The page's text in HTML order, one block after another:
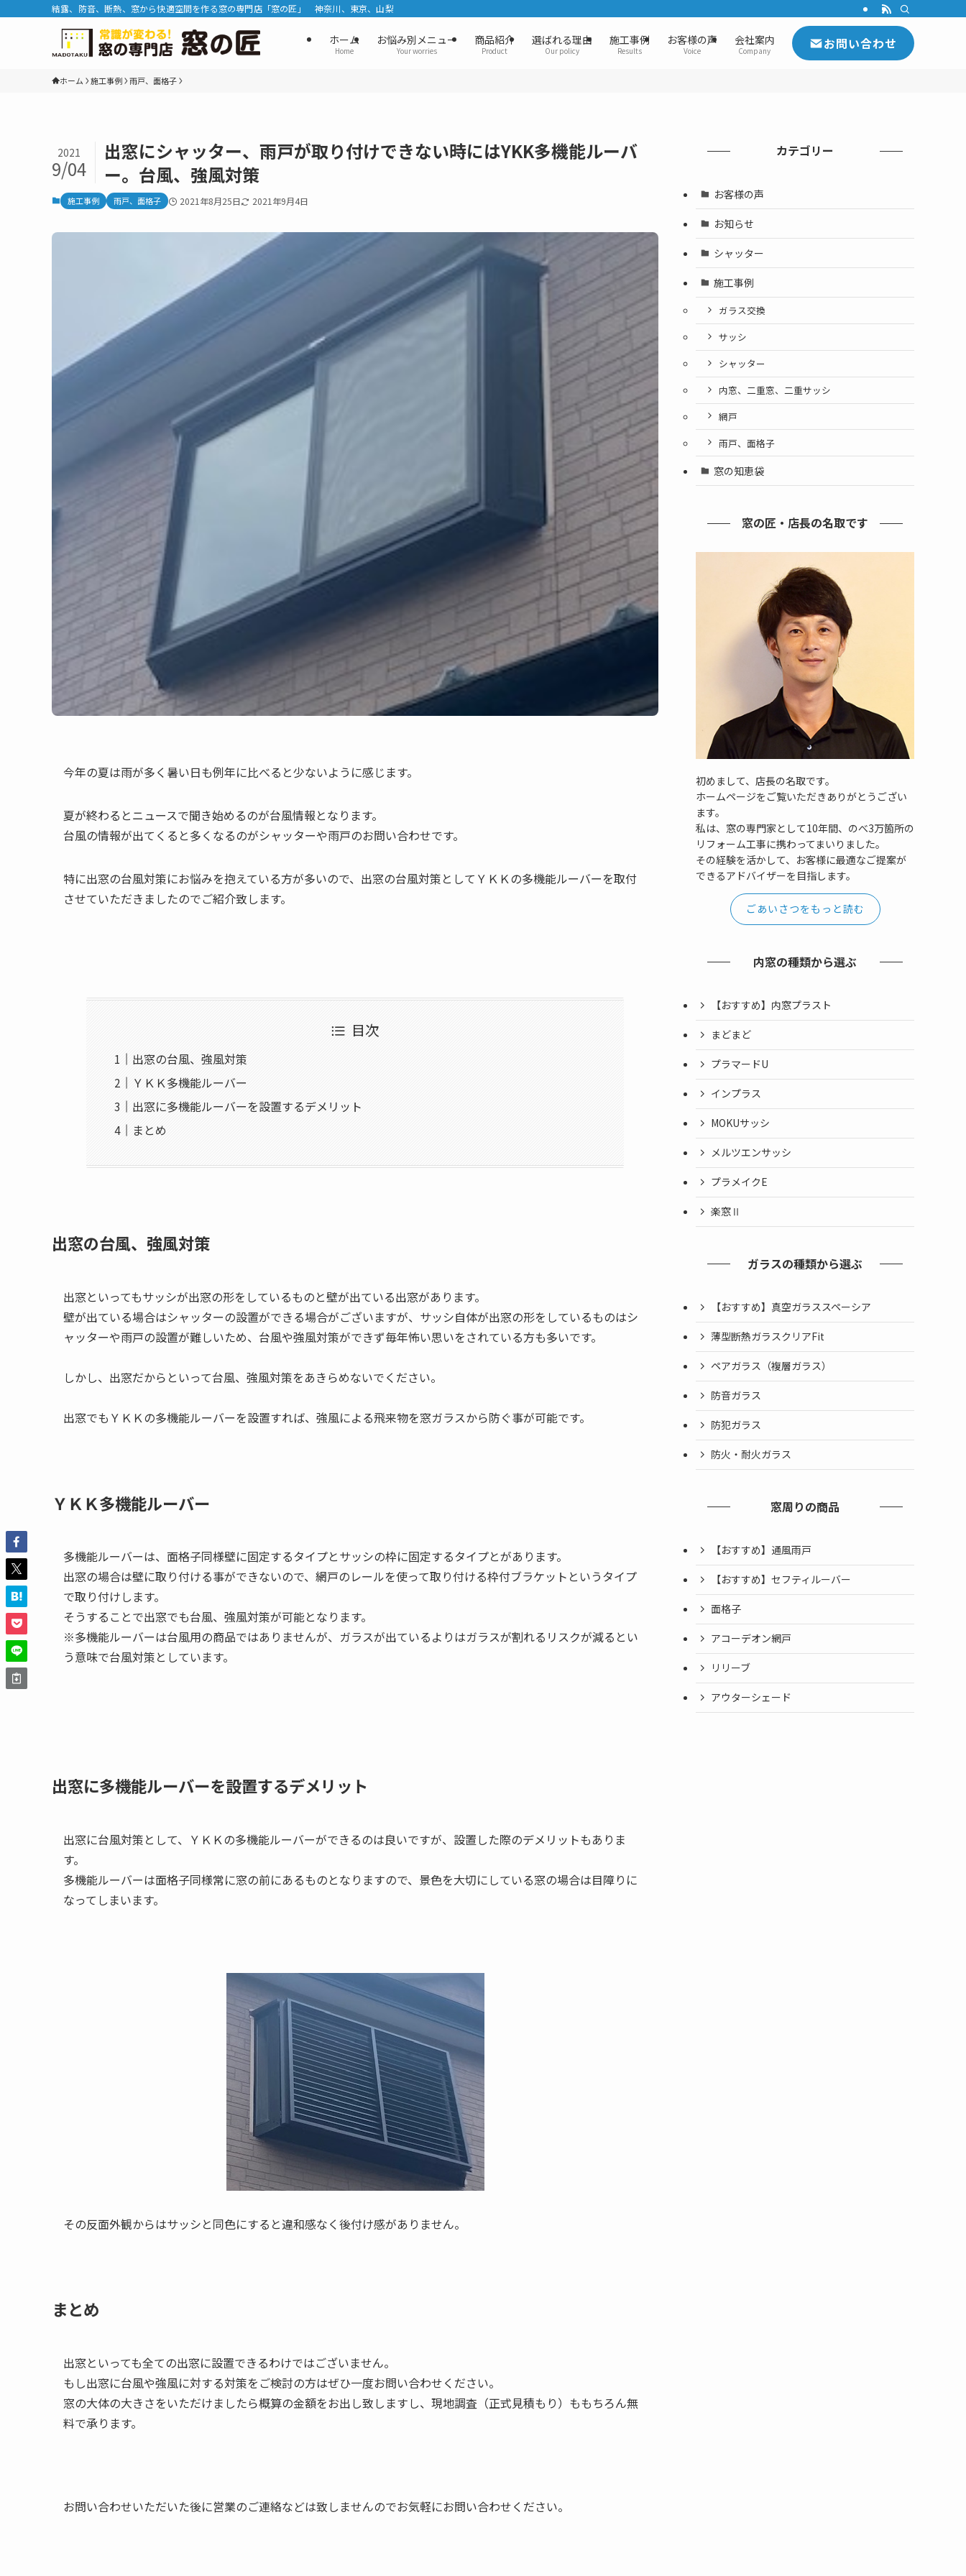
結露、防音、断熱、窓から快適空間を作る窓の専門店「窓の匠」 神奈川、東京、山梨
ホーム
Home
お悩み別メニュー
Your worries
商品紹介
Product
選ばれる理由
Our policy
施工事例
Results
お客様の声
Voice
会社案内
Company お問い合わせ
ホーム 施工事例 雨戸、面格子
出窓にシャッター、雨戸が取り付けできない時にはYKK多機能ルーバ
ー。台風、強風対策
2021
9/04
施工事例 雨戸、面格子 2021年8月25日 2021年9月4日
今年の夏は雨が多く暑い日も例年に比べると少ないように感じます。
夏が終わるとニュースで聞き始めるのが台風情報となります。
台風の情報が出てくると多くなるのがシャッターや雨戸のお問い合わせです。
特に出窓の台風対策にお悩みを抱えている方が多いので、出窓の台風対策としてＹＫＫの多機能ルーバーを取付
させていただきましたのでご紹介致します。
目次
出窓の台風、強風対策
ＹＫＫ多機能ルーバー
出窓に多機能ルーバーを設置するデメリット
まとめ
出窓の台風、強風対策
出窓といってもサッシが出窓の形をしているものと壁が出ている出窓があります。
壁が出ている場合はシャッターの設置ができる場合がございますが、サッシ自体が出窓の形をしているものはシ
ャッターや雨戸の設置が難しいため、台風や強風対策ができず毎年怖い思いをされている方も多いです。
しかし、出窓だからといって台風、強風対策をあきらめないでください。
出窓でもＹＫＫの多機能ルーバーを設置すれば、強風による飛来物を窓ガラスから防ぐ事が可能です。
ＹＫＫ多機能ルーバー
多機能ルーバーは、面格子同様壁に固定するタイプとサッシの枠に固定するタイプとがあります。
出窓の場合は壁に取り付ける事ができないので、網戸のレールを使って取り付ける枠付ブラケットというタイプ
で取り付けします。
そうすることで出窓でも台風、強風対策が可能となります。
※多機能ルーバーは台風用の商品ではありませんが、ガラスが出ているよりはガラスが割れるリスクが減るとい
う意味で台風対策としています。
出窓に多機能ルーバーを設置するデメリット
出窓に台風対策として、ＹＫＫの多機能ルーバーができるのは良いですが、設置した際のデメリットもありま
す。
多機能ルーバーは面格子同様常に窓の前にあるものとなりますので、景色を大切にしている窓の場合は目障りに
なってしまいます。
その反面外観からはサッシと同色にすると違和感なく後付け感がありません。
まとめ
出窓といっても全ての出窓に設置できるわけではございません。
もし出窓に台風や強風に対する対策をご検討の方はぜひ一度お問い合わせください。
窓の大体の大きさをいただけましたら概算の金額をお出し致しますし、現地調査（正式見積もり）ももちろん無
料で承ります。
お問い合わせいただいた後に営業のご連絡などは致しませんのでお気軽にお問い合わせください。
カテゴリー
お客様の声
お知らせ
シャッター
施工事例
ガラス交換
サッシ
シャッター
内窓、二重窓、二重サッシ
網戸
雨戸、面格子
窓の知恵袋
窓の匠・店長の名取です
初めまして、店長の名取です。
ホームページをご覧いただきありがとうござい
ます。
私は、窓の専門家として10年間、のべ3万箇所の
リフォーム工事に携わってまいりました。
その経験を活かして、お客様に最適なご提案が
できるアドバイザーを目指します。
ごあいさつをもっと読む
内窓の種類から選ぶ
【おすすめ】内窓プラスト
まどまど
プラマードU
インプラス
MOKUサッシ
メルツエンサッシ
プラメイクE
楽窓Ⅱ
ガラスの種類から選ぶ
【おすすめ】真空ガラススペーシア
薄型断熱ガラスクリアFit
ペアガラス（複層ガラス）
防音ガラス
防犯ガラス
防火・耐火ガラス
窓周りの商品
【おすすめ】通風雨戸
【おすすめ】セフティルーバー
面格子
アコーデオン網戸
リリーブ
アウターシェード